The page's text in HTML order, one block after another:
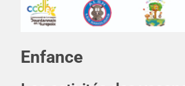
Enfance